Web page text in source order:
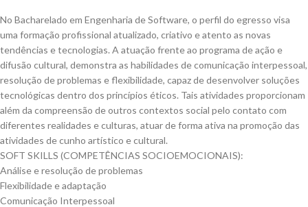
No Bacharelado em Engenharia de Software, o perfil do egresso visa
uma formação profissional atualizado, criativo e atento as novas
tendências e tecnologias. A atuação frente ao programa de ação e
difusão cultural, demonstra as habilidades de comunicação interpessoal,
resolução de problemas e flexibilidade, capaz de desenvolver soluções
tecnológicas dentro dos princípios éticos. Tais atividades proporcionam
além da compreensão de outros contextos social pelo contato com
diferentes realidades e culturas, atuar de forma ativa na promoção das
atividades de cunho artístico e cultural.
SOFT SKILLS (COMPETÊNCIAS SOCIOEMOCIONAIS):
Análise e resolução de problemas
Flexibilidade e adaptação
Comunicação Interpessoal